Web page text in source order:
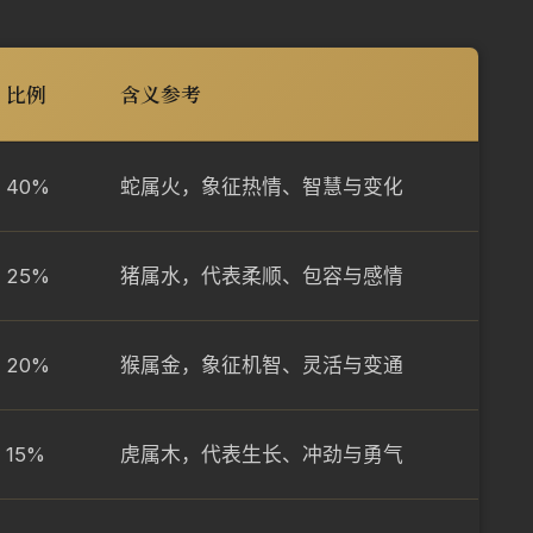
比例 含义参考
40% 蛇属火，象征热情、智慧与变化
25% 猪属水，代表柔顺、包容与感情
20% 猴属金，象征机智、灵活与变通
15% 虎属木，代表生长、冲劲与勇气